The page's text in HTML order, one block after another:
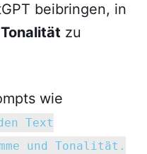
beibringen, in
zu
wie
Text
und Tonalität.